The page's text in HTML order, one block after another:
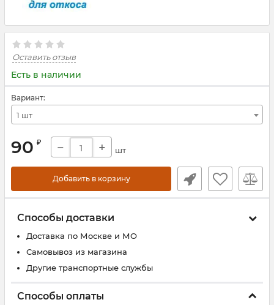
Оставить отзыв
Есть в наличии
Вариант:
1 шт
90 ₽ − + шт
Добавить в корзину
Способы доставки
Доставка по Москве и МО
Самовывоз из магазина
Другие транспортные службы
Способы оплаты